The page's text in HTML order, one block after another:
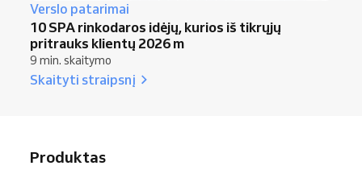
Verslo patarimai
10 SPA rinkodaros idėjų, kurios iš tikrųjų
pritrauks klientų 2026 m
9 min. skaitymo
Skaityti straipsnį
Produktas